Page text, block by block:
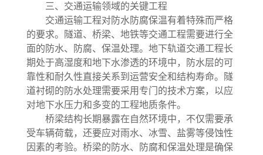
三、交通运输领域的关键工程
交通运输工程对防水防腐保温有着特殊而严格
的要求。隧道、桥梁、地铁等交通工程需要进行全
面的防水、防腐、保温处理。地下轨道交通工程长
期处于高湿度和地下水渗透的环境中，防水层的可
靠性和耐久性直接关系到运营安全和结构寿命。隧
道衬砌的防水处理需要采用专门的技术方案，以应
对地下水压力和多变的工程地质条件。
桥梁结构长期暴露在自然环境中，不仅需要承
受车辆荷载，还要应对雨水、冰雪、盐雾等侵蚀性
因素的考验。桥梁的防水、防腐和保温处理是确保